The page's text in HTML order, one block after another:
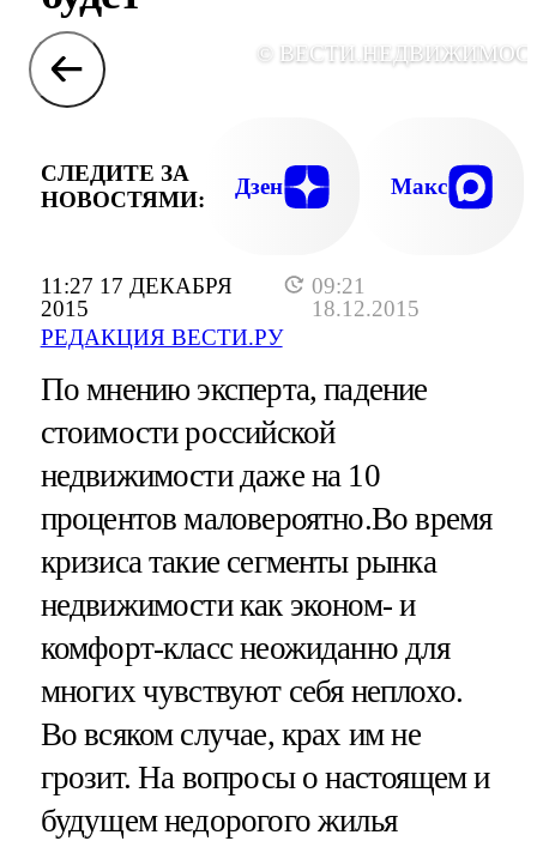
11:27 17 ДЕКАБРЯ
2015
09:21
18.12.2015
РЕДАКЦИЯ ВЕСТИ.РУ
©
СЛЕДИТЕ ЗА
НОВОСТЯМИ:
Дзен Макс
По мнению эксперта, падение
стоимости российской
недвижимости даже на 10
процентов маловероятно.Во время
кризиса такие сегменты рынка
недвижимости как эконом- и
комфорт-класс неожиданно для
многих чувствуют себя неплохо.
Во всяком случае, крах им не
грозит. На вопросы о настоящем и
будущем недорогого жилья